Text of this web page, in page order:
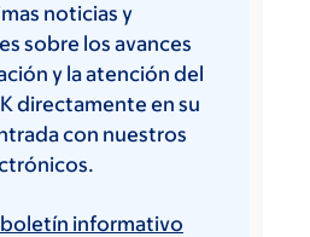
noticias y
sobre los avances
y la atención del
directamente en su
con nuestros
boletín informativo